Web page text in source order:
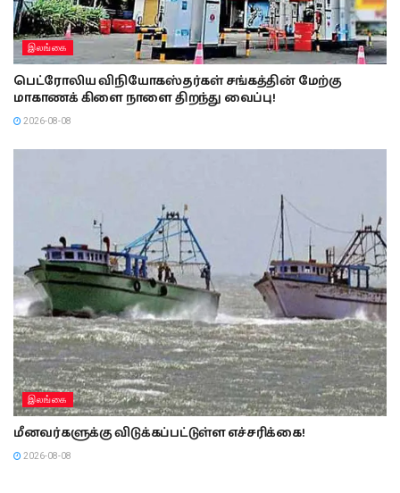
இலங்கை
பெட்ரோலிய விநியோகஸ்தர்கள் சங்கத்தின் மேற்கு
மாகாணக் கிளை நாளை திறந்து வைப்பு!
2026-08-08
இலங்கை
மீனவர்களுக்கு விடுக்கப்பட்டுள்ள எச்சரிக்கை!
2026-08-08